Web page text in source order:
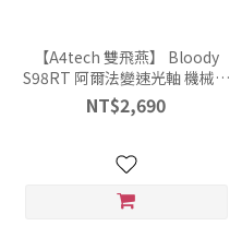
【A4tech 雙飛燕】 Bloody
S98RT 阿爾法變速光軸 機械式
鍵盤 紅色 中文 像素大戰
NT$2,690